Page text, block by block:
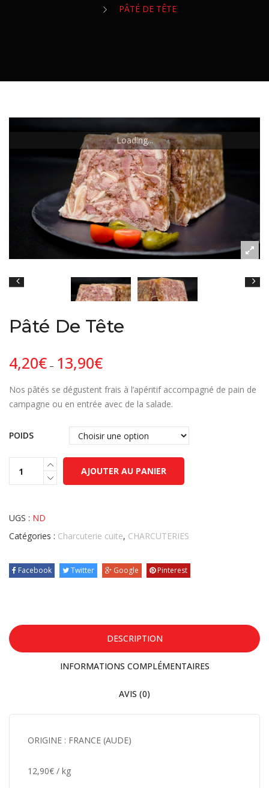
Charcuterie Sèche
PÂTÉ DE TÊTE
Loading...
Pâté De Tête
4,20€ – 13,90€
Nos pâtés se dégustent frais à l’apéritif accompagné de pain de
campagne ou en entrée avec de la salade.
POIDS
AJOUTER AU PANIER
UGS : ND
Catégories : Charcuterie cuite, CHARCUTERIES
Facebook Twitter Google Pinterest
DESCRIPTION
INFORMATIONS COMPLÉMENTAIRES
AVIS (0)
ORIGINE : FRANCE (AUDE)
12,90€ / kg